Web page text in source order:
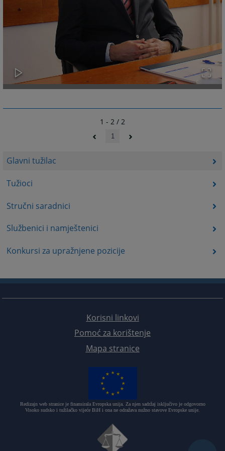
Glavni tužilac
Tužioci
Stručni saradnici
Službenici i namještenici
Konkursi za upražnjene pozicije
1 - 2 / 2
1
Korisni linkovi
Pomoć za korištenje
Mapa stranice
Redizajn web stranice je finansirala Evropska unija. Za njen sadržaj isključivo je odgovorno
Visoko sudsko i tužilačko vijeće BiH i ona ne odražava nužno stavove Evropske unije.